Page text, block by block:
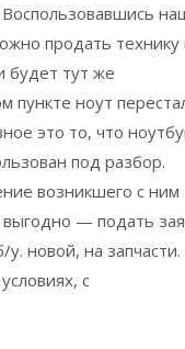
Воспользовавшись
продать технику
будет тут же
пункте ноут
это то, что
под разбор.
возникшего с ним
— подать
новой, на запчасти.
с